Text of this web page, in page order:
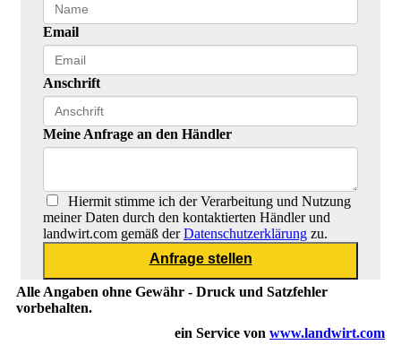
Email
Anschrift
Meine Anfrage an den Händler
Hiermit stimme ich der Verarbeitung und Nutzung
meiner Daten durch den kontaktierten Händler und
landwirt.com gemäß derDatenschutzerklärung zu.
Alle Angaben ohne Gewähr - Druck und Satzfehler
vorbehalten.
ein Service von www.landwirt.com